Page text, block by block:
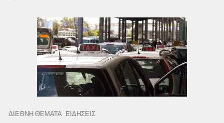
ΔΙΕΘΝΗ ΘΕΜΑΤΑ ΕΙΔΗΣΕΙΣ